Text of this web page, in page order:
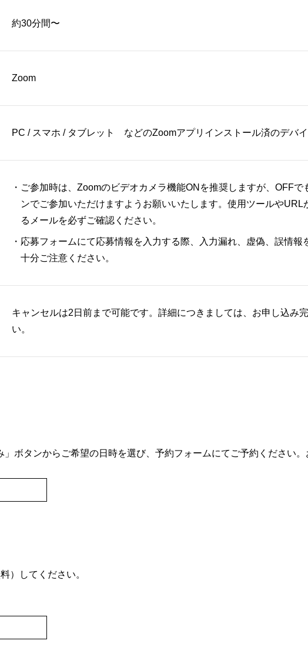
約30分間〜
Zoom
PC / スマホ / タブレット などのZoomアプリインストール済のデバ
ご参加時は、Zoomのビデオカメラ機能ONを推奨しますが、OFF
ンでご参加いただけますようお願いいたします。使用ツールや
るメールを必ずご確認ください。
応募フォームにて応募情報を入力する際、入力漏れ、虚偽、誤情
十分ご注意ください。
キャンセルは2日前まで可能です。詳細につきましては、お申し込み
い。
」ボタンからご希望の日時を選び、予約フォームにてご予約ください
）してください。